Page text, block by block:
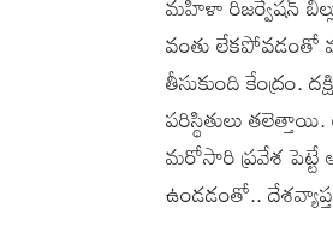
వంతు లేకపోవడంతో
తీసుకుంది కేంద్రం.
పరిస్థితులు
మరోసారి ప్రవేశ పెట్టే
ఉండడంతో..